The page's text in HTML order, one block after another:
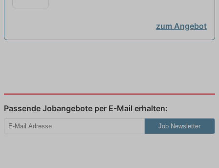
zum Angebot
Passende Jobangebote per E-Mail erhalten:
Job Newsletter